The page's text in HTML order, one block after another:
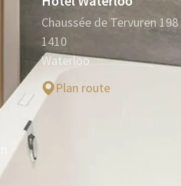
Chaussée de Tervuren 198
1410
Waterloo
Plan route